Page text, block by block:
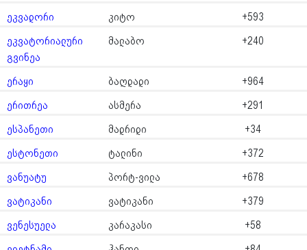
ეკვადორი
კიტო
+593
ეკვატორიალური
გვინეა
მალაბო +240
ერაყი ბაღდადი
+964
ერითრეა
ასმერა
+291
ესპანეთი
მადრიდი
+34
ესტონეთი
ტალინი
+372
ვანუატუ
პორტ-ვილა
+678
ვატიკანი
ვატიკანი
+379
ვენესუელა
კარაკასი
+58